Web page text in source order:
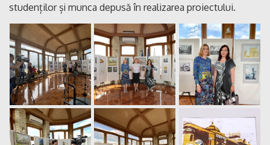
studenților și munca depusă în realizarea proiectului.